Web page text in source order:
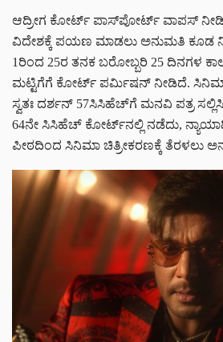
ಆದ್ರೀಗ ಕೋರ್ಟ್‌ ಪಾಸ್‌ಪೋರ್ಟ್‌ ವಾಪಸ್
ವಿದೇಶಕ್ಕೆ ಪಯಣ ಮಾಡಲು ಅನುಮತಿ ಕೂಡ
1ರಿಂದ 25ರ ತನಕ ಬರೋಬ್ಬರಿ 25 ದಿನಗಳ
ಮಟ್ಟಿಗೆಗೆ ಕೋರ್ಟ್ ಪರ್ಮಿಷನ್ ನೀಡಿದೆ.
ಸ್ವತಃ ದರ್ಶನ್ 57ಸಿಸಿಹೆಚ್‌‌ಗೆ ಮನವಿ ಪತ್ರ
64ನೇ ಸಿಸಿಹೆಚ್‌‌ ಕೋರ್ಟ್‌ನಲ್ಲಿ ನಡೆದು,
ಪೀಠದಿಂದ ಸಿನಿಮಾ ಚಿತ್ರೀಕರಣಕ್ಕೆ ತೆರಳಲು